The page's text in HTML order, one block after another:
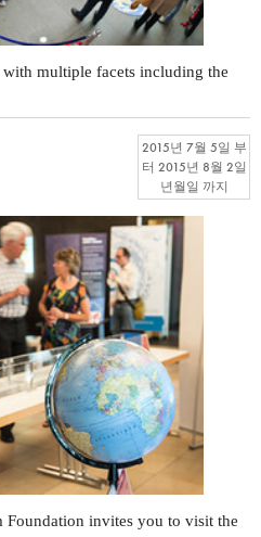
multiple facets including the
2015년 7월 5일 부
터 2015년 8월 2일
년월일 까지
Foundation invites you to visit the